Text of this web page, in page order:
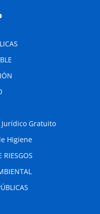
Gratuito
Higiene
RIESGOS